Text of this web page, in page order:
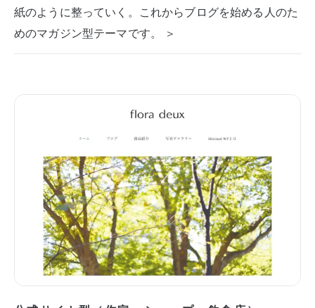
紙のように整っていく。これからブログを始める人のた
めのマガジン型テーマです。 ＞